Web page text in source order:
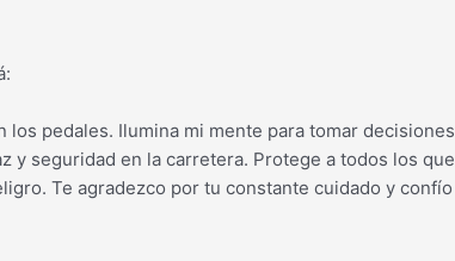
pedales. Ilumina mi mente para tomar decisiones
y seguridad en la carretera. Protege a todos los que
Te agradezco por tu constante cuidado y confío